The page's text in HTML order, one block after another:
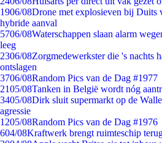
1906/08Drone met explosieven bij Duits
hybride aanval
5706/08Waterschappen slaan alarm
leeg
2306/08Zorgmedewerkster die 's nachts
ontslagen
3706/08Random Pics van de Dag #1977
2105/08Tanken in België wordt nóg
3405/08Dirk sluit supermarkt op de
agressie
1205/08Random Pics van de Dag #1976
604/08Kraftwerk brengt ruimteschip